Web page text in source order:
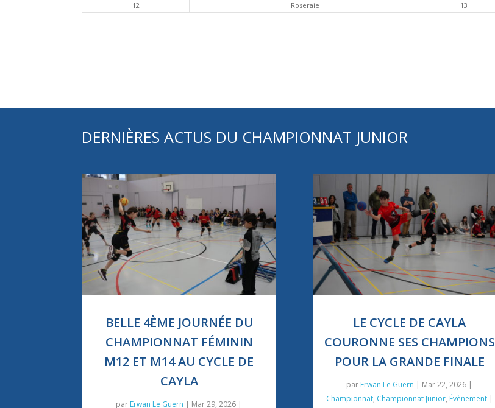
12
Roseraie 13
DERNIÈRES ACTUS DU CHAMPIONNAT JUNIOR
BELLE 4ÈME JOURNÉE DU
CHAMPIONNAT FÉMININ
M12 ET M14 AU CYCLE DE
CAYLA
par Erwan Le Guern | Mar 29, 2026 |
LE CYCLE DE CAYLA
COURONNE SES CHAMPIONS
POUR LA GRANDE FINALE
par Erwan Le Guern | Mar 22, 2026 |
Championnat, Championnat Junior, Évènement|